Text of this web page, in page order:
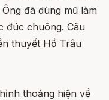
đã dùng mũ làm
đúc chuông. Câu
thuyết Hồ Trâu
thoảng hiện về